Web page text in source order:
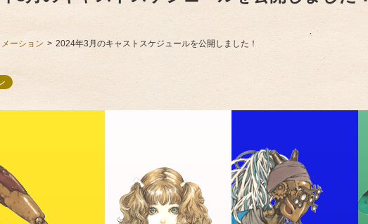
ーション 2024年3月のキャストスケジュールを公開しました！